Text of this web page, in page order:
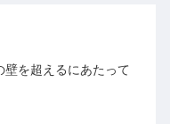
壁を超えるにあたって